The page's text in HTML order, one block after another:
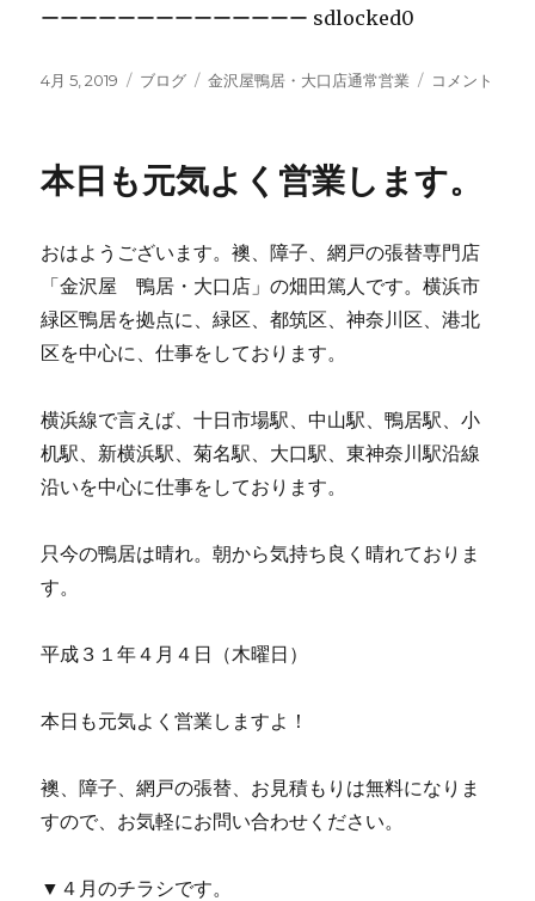
ーーーーーーーーーーーーーー sdlocked0
投
4月 5, 2019
カ
ー
ブログ
タ
金沢屋鴨居・大口店通常営業
本
気
営
業
ま
コメント
本日も元気よく営業します。
おはようございます。襖、障子、網戸の張替専門店
「金沢屋 鴨居・大口店」の畑田篤人です。横浜市
緑区鴨居を拠点に、緑区、都筑区、神奈川区、港北
区を中心に、仕事をしております。
横浜線で言えば、十日市場駅、中山駅、鴨居駅、小
机駅、新横浜駅、菊名駅、大口駅、東神奈川駅沿線
沿いを中心に仕事をしております。
只今の鴨居は晴れ。朝から気持ち良く晴れておりま
す。
平成３１年４月４日（木曜日）
本日も元気よく営業しますよ！
襖、障子、網戸の張替、お見積もりは無料になりま
すので、お気軽にお問い合わせください。
▼４月のチラシです。